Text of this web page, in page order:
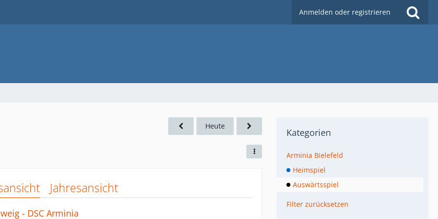
Anmelden oder registrieren
Heute
Jahresansicht
- DSC Arminia
Kategorien
Arminia Bielefeld
Heimspiel
Auswärtsspiel
Filter zurücksetzen